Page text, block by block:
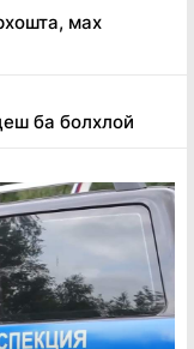
мах
ба болхлой